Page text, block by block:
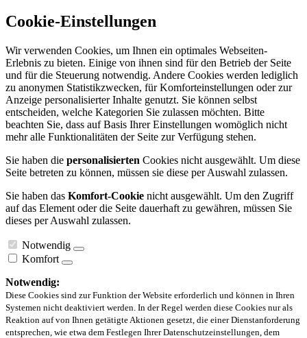
Cookie-Einstellungen
Wir verwenden Cookies, um Ihnen ein optimales Webseiten-
Erlebnis zu bieten. Einige von ihnen sind für den Betrieb der Seite
und für die Steuerung notwendig. Andere Cookies werden lediglich
zu anonymen Statistikzwecken, für Komforteinstellungen oder zur
Anzeige personalisierter Inhalte genutzt. Sie können selbst
entscheiden, welche Kategorien Sie zulassen möchten. Bitte
beachten Sie, dass auf Basis Ihrer Einstellungen womöglich nicht
mehr alle Funktionalitäten der Seite zur Verfügung stehen.
Sie haben die personalisierten Cookies nicht ausgewählt. Um diese
Seite betreten zu können, müssen sie diese per Auswahl zulassen.
Sie haben das Komfort-Cookie nicht ausgewählt. Um den Zugriff
auf das Element oder die Seite dauerhaft zu gewähren, müssen Sie
dieses per Auswahl zulassen.
Notwendig
Komfort
Notwendig:
Diese Cookies sind zur Funktion der Website erforderlich und können in Ihren
Systemen nicht deaktiviert werden. In der Regel werden diese Cookies nur als
Reaktion auf von Ihnen getätigte Aktionen gesetzt, die einer Dienstanforderung
entsprechen, wie etwa dem Festlegen Ihrer Datenschutzeinstellungen, dem